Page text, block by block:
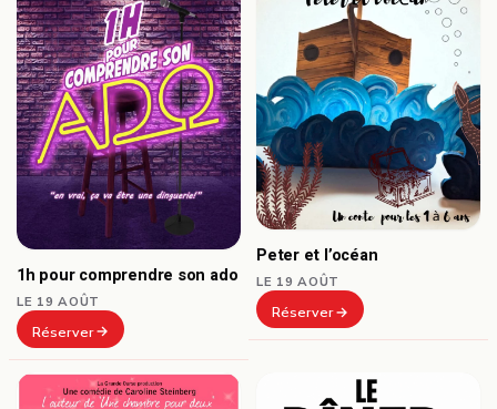
1h pour comprendre son ado
LE 19 AOÛT
Réserver
Peter et l’océan
LE 19 AOÛT
Réserver